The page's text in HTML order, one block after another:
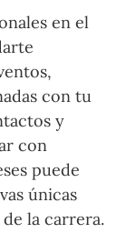
en el
con tu
y
con
puede
únicas
la carrera.